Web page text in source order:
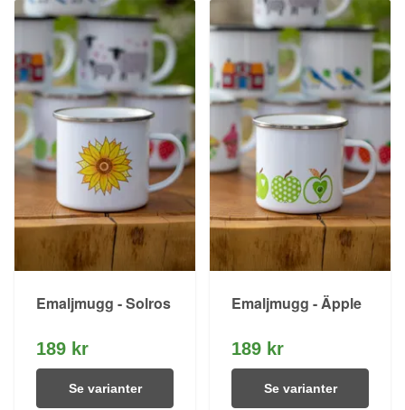
Emaljmugg - Solros
189 kr
Se varianter
Emaljmugg - Äpple
189 kr
Se varianter